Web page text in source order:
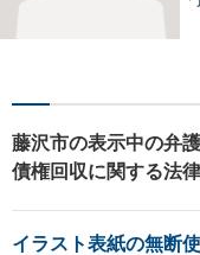
の
藤沢市の表示中の弁
債権回収に関する法
イラスト表紙の無断